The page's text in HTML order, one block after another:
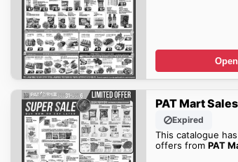
PAT Mart Sales
Expired
This catalogue
offers from PAT